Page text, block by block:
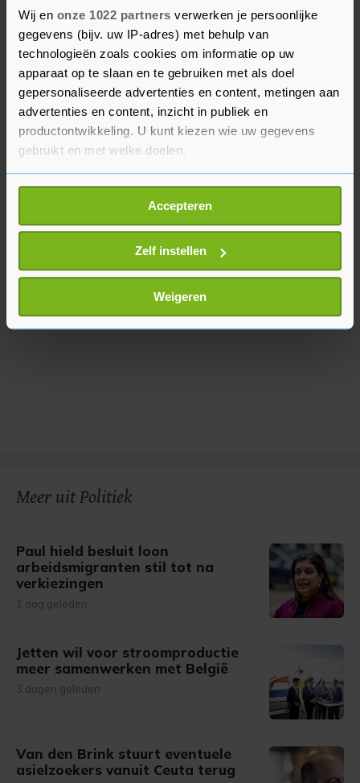
Wij en onze 1022 partners verwerken je persoonlijke
gegevens (bijv. uw IP-adres) met behulp van
technologieën zoals cookies om informatie op uw
apparaat op te slaan en te gebruiken met als doel
gepersonaliseerde advertenties en content, metingen aan
advertenties en content, inzicht in publiek en
productontwikkeling. U kunt kiezen wie uw gegevens
gebruikt en met welke doelen.
Als u het toestaat, willen we ook graag:
Informatie verzamelen over uw geografische
locatie, die tot een paar meter nauwkeurig kan zijn
Uw apparaat identificeren door het actief te
scannen op specifieke eigenschappen (fingerprinting)
Lees meer over hoe uw persoonlijke gegevens worden
verwerkt en stel uw voorkeuren in het
U kunt uw toestemming op elk moment wijzigen of
Accepteren
Zelf instellen
Weigeren
steunmaatregelen, schrijft hij aan de Tweede
Kamer. Daarnaast "bereiden rechtspraak, OM en
IND maatregelen voor om opgelopen
achterstanden weer in te lopen, maar dat biedt
op korte termijn voor de sociaal advocatuur
onvoldoende financiële verlichting".
Meer uit Politiek
Paul hield besluit loon
arbeidsmigranten stil tot na
verkiezingen
1 dag geleden
Jetten wil voor stroomproductie
meer samenwerken met België
3 dagen geleden
Van den Brink stuurt eventuele
asielzoekers vanuit Ceuta terug